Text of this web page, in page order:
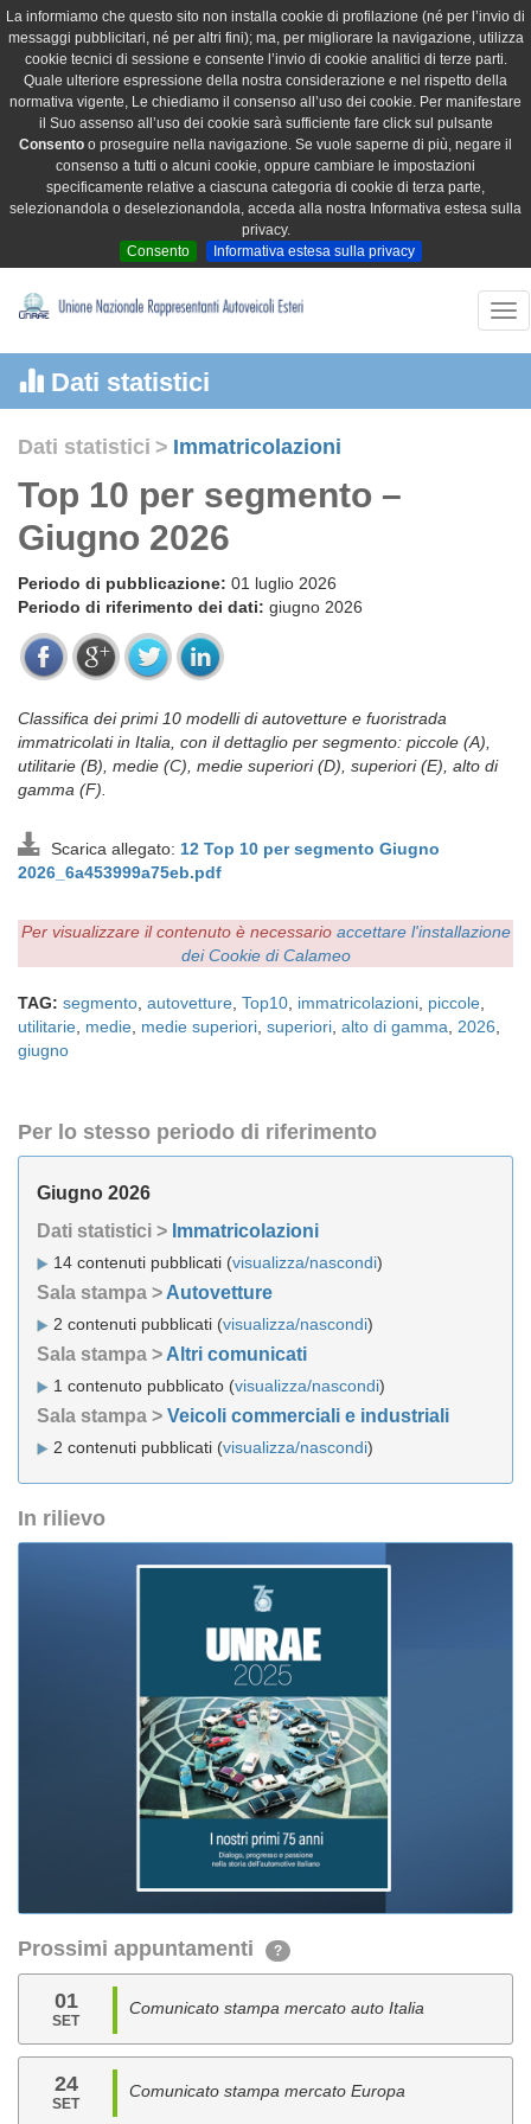
La informiamo che questo sito non installa cookie di profilazione (né per l’invio di
messaggi pubblicitari, né per altri fini); ma, per migliorare la navigazione, utilizza
cookie tecnici di sessione e consente l’invio di cookie analitici di terze parti.
Quale ulteriore espressione della nostra considerazione e nel rispetto della
normativa vigente, Le chiediamo il consenso all’uso dei cookie. Per manifestare
il Suo assenso all’uso dei cookie sarà sufficiente fare click sul pulsante
Consento o proseguire nella navigazione. Se vuole saperne di più, negare il
consenso a tutti o alcuni cookie, oppure cambiare le impostazioni
specificamente relative a ciascuna categoria di cookie di terza parte,
selezionandola o deselezionandola, acceda alla nostra Informativa estesa sulla
privacy.
Consento
Informativa estesa sulla privacy
Dati statistici
Dati statistici > Immatricolazioni
Top 10 per segmento –
Giugno 2026
Periodo di pubblicazione: 01 luglio 2026
Periodo di riferimento dei dati: giugno 2026
Classifica dei primi 10 modelli di autovetture e fuoristrada
immatricolati in Italia, con il dettaglio per segmento: piccole (A),
utilitarie (B), medie (C), medie superiori (D), superiori (E), alto di
gamma (F).
Scarica allegato: 12 Top 10 per segmento Giugno
2026_6a453999a75eb.pdf
Per visualizzare il contenuto è necessario accettare l'installazione
dei Cookie di Calameo
TAG: segmento autovetture Top10 immatricolazioni piccole
utilitarie medie medie superiori superiori alto di gamma 2026
giugno
Per lo stesso periodo di riferimento
Giugno 2026
Dati statistici > Immatricolazioni
14 contenuti pubblicati (visualizza/nascondi)
Sala stampa > Autovetture
2 contenuti pubblicati (visualizza/nascondi)
Sala stampa > Altri comunicati
1 contenuto pubblicato (visualizza/nascondi)
Sala stampa > Veicoli commerciali e industriali
2 contenuti pubblicati (visualizza/nascondi)
In rilievo
Prossimi appuntamenti ?
01
SET
Comunicato stampa mercato auto Italia
24
SET
Comunicato stampa mercato Europa